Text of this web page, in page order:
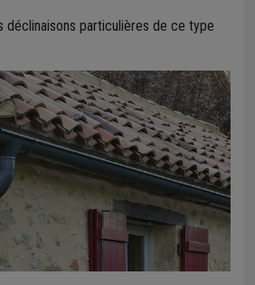
déclinaisons particulières de ce type